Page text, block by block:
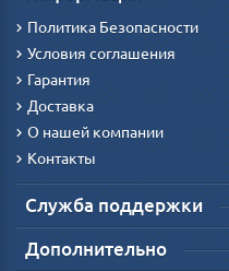
Политика Безопасности
Условия соглашения
Гарантия
Доставка
О нашей компании
Контакты
Служба поддержки
Дополнительно